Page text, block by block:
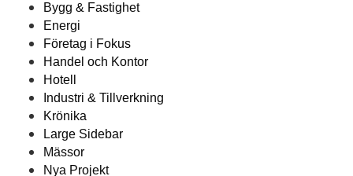
Bygg & Fastighet
Energi
Företag i Fokus
Handel och Kontor
Hotell
Industri & Tillverkning
Krönika
Large Sidebar
Mässor
Nya Projekt